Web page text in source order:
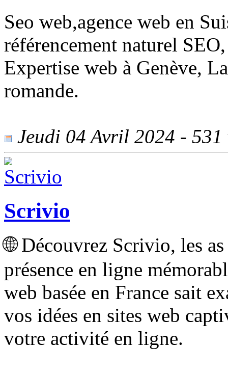
Seo web,agence web en
référencement naturel
Expertise web à Genève,
romande.
Jeudi 04 Avril 2024 - 531
Scrivio
🌐 Découvrez Scrivio, les
présence en ligne
web basée en France sait
vos idées en sites web
votre activité en ligne.